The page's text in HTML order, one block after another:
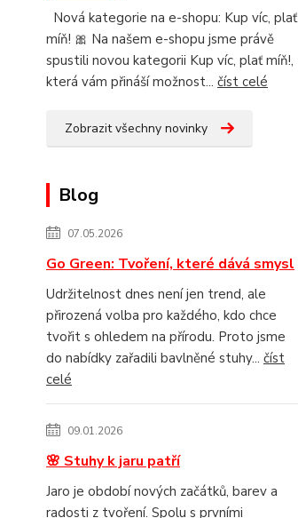
Nová kategorie na e-shopu: Kup víc, plať
míň! 🎀 Na našem e-shopu jsme právě
spustili novou kategorii Kup víc, plať míň!,
která vám přináší možnost... číst celé
Zobrazit všechny novinky
Blog
07.05.2026
Go Green: Tvoření, které dává smysl
Udržitelnost dnes není jen trend, ale
přirozená volba pro každého, kdo chce
tvořit s ohledem na přírodu. Proto jsme
do nabídky zařadili bavlněné stuhy... číst
celé
09.01.2026
🌸 Stuhy k jaru patří
Jaro je období nových začátků, barev a
radosti z tvoření. Spolu s prvními